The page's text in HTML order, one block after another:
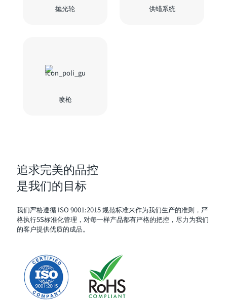
抛光轮 供蜡系统
喷枪
追求完美的品控
是我们的目标
我们严格遵循 ISO 9001:2015 规范标准来作为我们生产的准则，严
格执行5S标准化管理，对每一样产品都有严格的把控，尽力为我们
的客户提供优质的成品。